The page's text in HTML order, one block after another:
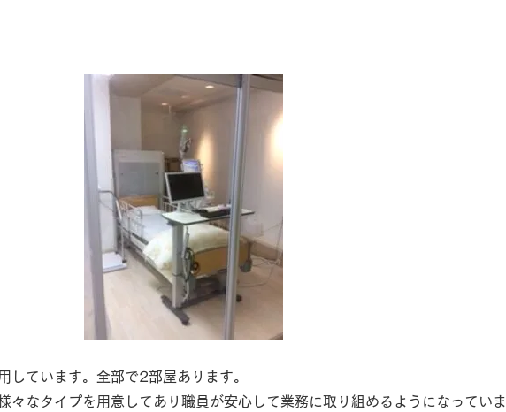
しています。全部で2部屋あります。
々なタイプを用意してあり職員が安心して業務に取り組めるようになっていま